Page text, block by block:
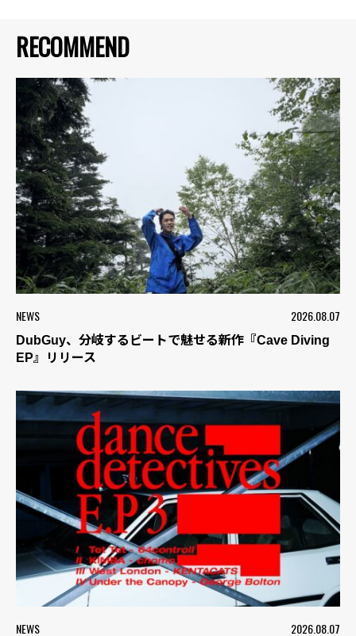
RECOMMEND
NEWS 2026.08.07
DubGuy、分岐するビートで魅せる新作『Cave Diving
EP』リリース
NEWS 2026.08.07